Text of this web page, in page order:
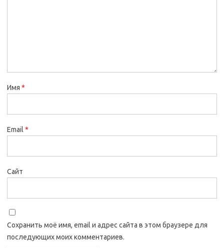
Имя *
Email *
Сайт
Сохранить моё имя, email и адрес сайта в этом браузере для
последующих моих комментариев.